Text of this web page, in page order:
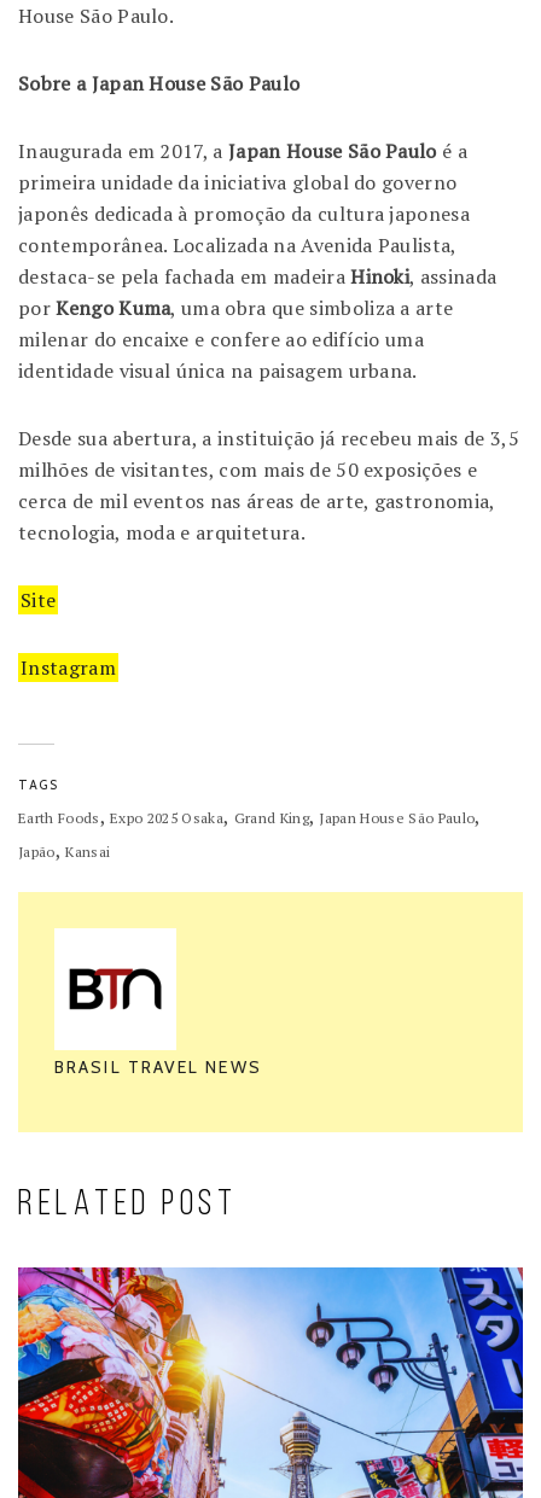
House São Paulo.
Sobre a Japan House São Paulo
Inaugurada em 2017, aJapan House São Pauloé a
primeira unidade da iniciativa global do governo
japonês dedicada à promoção da cultura japonesa
contemporânea. Localizada na Avenida Paulista,
destaca-se pela fachada em madeiraHinoki, assinada
porKengo Kuma,uma obra que simboliza a arte
milenar do encaixe e confere ao edifício uma
identidade visual única na paisagem urbana.
Desde sua abertura, a instituição já recebeu mais de 3,5
milhões de visitantes, com mais de 50 exposições e
cerca de mil eventos nas áreas de arte, gastronomia,
tecnologia, moda e arquitetura.
Site
Instagram
TAGS
Earth Foods,Expo 2025 Osaka, Grand King, Japan House São Paulo,
Japão,Kansai
BRASIL TRAVEL NEWS
RELATED POST